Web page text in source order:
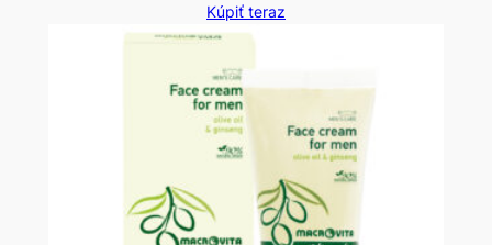
Kúpiť teraz